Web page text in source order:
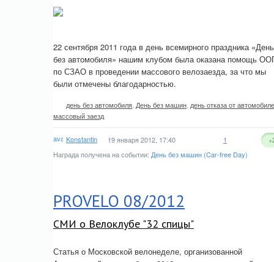
22 сентября 2011 года в день всемирного праздника «День
без автомобиля» нашим клубом была оказана помощь
по СЗАО в проведении массового велозаезда, за что мы
были отмечены благодарностью.
день без автомобиля День без машин день отказа от
массовый заезд
Konstantin 19 января 2012, 17:40 1
Награда получена на событии: День без машин (Car-free Day)
PROVELO 08/2012
СМИ о Велоклубе "32 спицы"
Статья о Московской велонеделе, организованной